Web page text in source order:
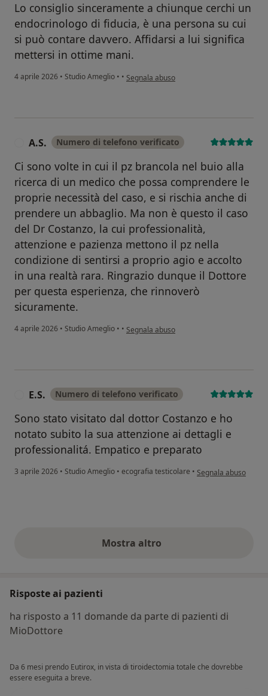
Lo consiglio sinceramente a chiunque cerchi un
endocrinologo di fiducia, è una persona su cui
si può contare davvero. Affidarsi a lui significa
mettersi in ottime mani.
4 aprile 2026 • Studio Ameglio • • secondo l'opinione dell'utente MC
Segnala abuso
A.S. Numero di telefono verificato
Ci sono volte in cui il pz brancola nel buio alla
ricerca di un medico che possa comprendere le
proprie necessità del caso, e si rischia anche di
prendere un abbaglio. Ma non è questo il caso
del Dr Costanzo, la cui professionalità,
attenzione e pazienza mettono il pz nella
condizione di sentirsi a proprio agio e accolto
in una realtà rara. Ringrazio dunque il Dottore
per questa esperienza, che rinnoverò
sicuramente.
4 aprile 2026 • Studio Ameglio • • secondo l'opinione dell'utente A.S.
Segnala abuso
E.S. Numero di telefono verificato
Sono stato visitato dal dottor Costanzo e ho
notato subito la sua attenzione ai dettagli e
professionalitá. Empatico e preparato
3 aprile 2026 • Studio Ameglio • ecografia testicolare • secondo l'opinione
Segnala abuso
Mostra altroopinioni di cui sopra
Risposte ai pazienti
ha risposto a 11 domande da parte di pazienti di
MioDottore
Da 6 mesi prendo Eutirox, in vista di tiroidectomia totale che dovrebbe
essere eseguita a breve.